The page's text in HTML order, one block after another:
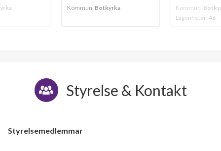
Kommun Botkyrka Kommun
Lägenheter 46
Styrelse & Kontakt
Styrelsemedlemmar